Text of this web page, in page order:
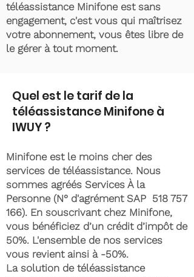
téléassistance Minifone est sans
engagement, c'est vous qui maîtrisez
votre abonnement, vous êtes libre de
le gérer à tout moment.
Quel est le tarif de la
téléassistance Minifone à
IWUY ?
Minifone est le moins cher des
services de téléassistance. Nous
sommes agréés Services À la
Personne (N° d'agrément SAP 518 757
166). En souscrivant chez Minifone,
vous bénéficiez d’un crédit d’impôt de
50%. L'ensemble de nos services
vous revient ainsi à -50%.
La solution de téléassistance